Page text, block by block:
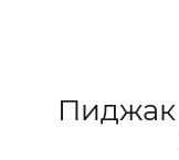
Пиджак